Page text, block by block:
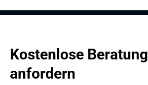
Kostenlose Beratung
anfordern